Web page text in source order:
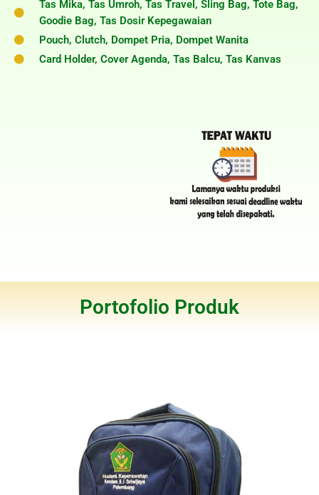
Tas Mika, Tas Umroh, Tas Travel, Sling Bag, Tote Bag,
Goodie Bag, Tas Dosir Kepegawaian
Pouch, Clutch, Dompet Pria, Dompet Wanita
Card Holder, Cover Agenda, Tas Balcu, Tas Kanvas
Portofolio Produk